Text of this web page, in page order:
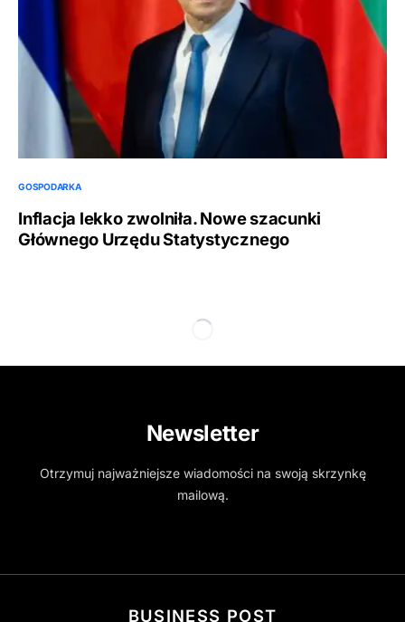
GOSPODARKA
Inflacja lekko zwolniła. Nowe szacunki
Głównego Urzędu Statystycznego
Newsletter
Otrzymuj najważniejsze wiadomości na swoją skrzynkę
mailową.
BUSINESS POST